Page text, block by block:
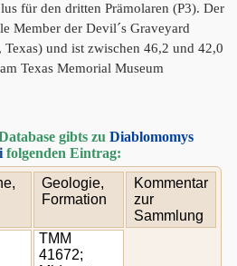
für den dritten Prämolaren (P3). Der
Member der Devil´s Graveyard
und ist zwischen 46,2 und 42,0
Texas Memorial Museum
gibts zu Diablomomys
folgenden Eintrag:
Geologie,
Formation
Kommentar
zur
Sammlung
TMM
41672;